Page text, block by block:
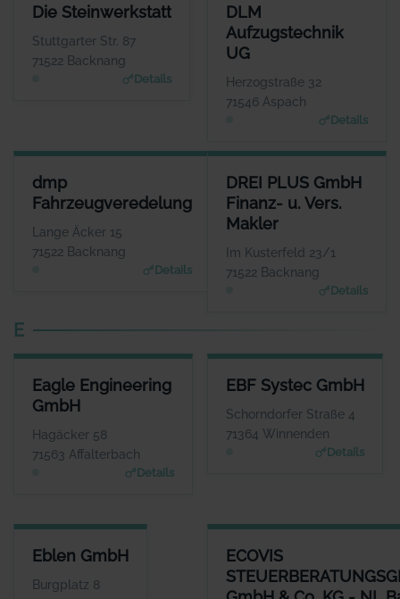
Die Steinwerkstatt
Stuttgarter Str. 87
71522 Backnang
Details
DIE STEINWERKSTATT
Herr Axel Groß
www.gross-steinwerkst
att.de
DLM
Aufzugstechnik
UG
Herzogstraße 32
71546 Aspach
Details
DLM AUFZUGSTECHNIK UG
ANSPRECHPARTNER
Herr Thorsten
www.dlm-aufzugstechnik.
dmp
Fahrzeugveredelung
Lange Äcker 15
71522 Backnang
Details
DMP FAHRZEUGVEREDELUNG
ANSPRECHPARTNER
Herr Dominic Pedersen
www.dmp-fahrzeugveredel
DREI PLUS GmbH
Finanz- u. Vers.
Makler
Im Kusterfeld 23/1
71522 Backnang
Details
DREI PLUS GMBH FINANZ- U.
Herr
E
Eagle Engineering
GmbH
Hagäcker 58
71563 Affalterbach
Details
EAGLE ENGINEERING GMBH
ANSPRECHPARTNER
www.Eagleengineering.de
EBF Systec GmbH
Schorndorfer Straße 4
71364 Winnenden
Details
EBF SYSTEC GMBH
ANSPRECHPARTNER
Herr Dieter Ebel
WEBSITE
Eblen GmbH
Burgplatz 8
EBLEN GMBH
Herr Holger Krauss
ECOVIS
ECOVIS